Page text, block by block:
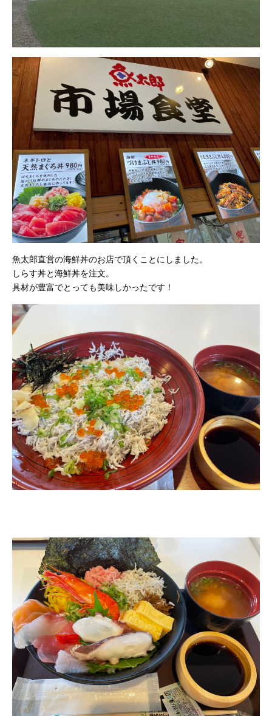
魚太郎直営の海鮮丼のお店で頂くことにしました。
しらす丼と海鮮丼を注文。
具材が豊富でとっても美味しかったです！